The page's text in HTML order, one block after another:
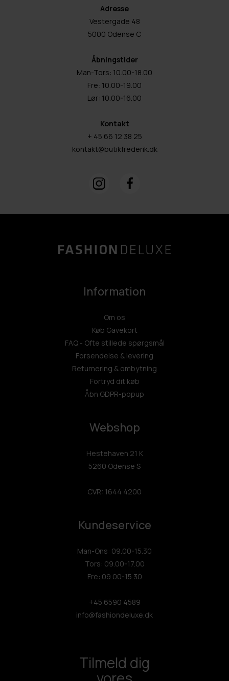
Adresse
Vestergade 48
5000 Odense C
Åbningstider
Man-Tors: 10.00-18.00
Fre: 10.00-19.00
Lør: 10.00-16.00
Kontakt
+ 45 66 12 38 25
kontakt@butikfrederik.dk
Information
Om os
Køb Gavekort
FAQ - Ofte stillede spørgsmål
Forsendelse & levering
Returnering & ombytning
Fortryd dit køb
Åbn GDPR-popup
Webshop
Hestehaven 21 K
5260 Odense S
CVR: 1644 4200
Kundeservice
Man-Ons: 09.00-15.30
Tors: 09.00-17.00
Fre: 09.00-15.30
+45 6590 4589
info@fashiondeluxe.dk
Tilmeld dig